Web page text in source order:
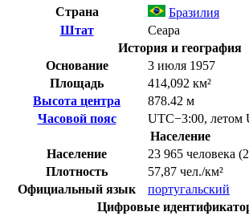
Страна
Бразилия
Штат
Сеара
История и география
Основание
3 июля 1957
Площадь
414,092 км²
Высота центра
878.42 м
Часовой пояс
UTC−3:00, летом
Население
Население
23 965 человека
Плотность
57,87 чел./км²
Официальный язык
португальский
Цифровые